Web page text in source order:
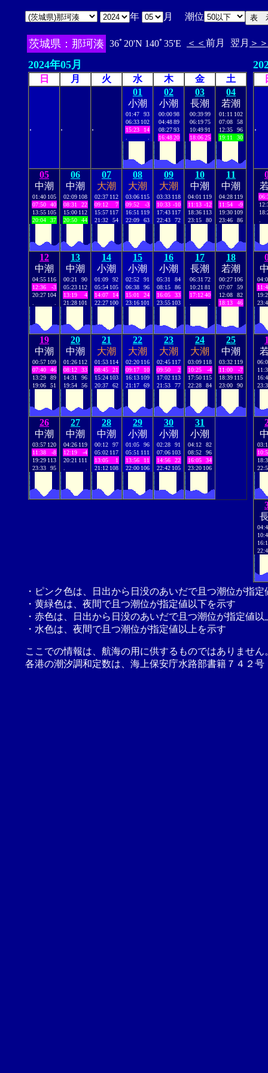
年 月 潮位
茨城県：那珂湊 36ﾟ20'N 140ﾟ35'E ＜＜ 前月 翌月 ＞＞
2024年05月
日 月 火 水 木 金 土
. . .
01
小潮
01:47
93
06:33 102
15:23
14
02
小潮
00:00 98
04:48 89
08:27 93
16:48 20
03
長潮
00:39 99
06:19 75
10:49 91
18:06 25
04
若潮
01:11 102
07:08
58
12:35
96
19:11
30
05
中潮
01:40 105
07:50
40
13:55 105
20:04
37
06
中潮
02:09 108
08:31
22
15:00 112
20:50
44
07
大潮
02:37 112
09:12
7
15:57 117
21:32
54
08
大潮
03:06 115
09:52
-3
16:51 119
22:09
63
09
大潮
03:33 118
10:33 -10
17:43 117
22:43
72
10
中潮
04:01 119
11:13 -12
18:36 113
23:15
80
11
中潮
04:28 119
11:54
-9
19:30 109
23:46
86
12
中潮
04:55 116
12:36
-3
20:27 104
13
中潮
00:21
90
05:23 112
13:19
4
21:28 101
14
小潮
01:09
92
05:54 105
14:07
14
22:27 100
15
小潮
02:52
91
06:38
96
15:01
24
23:16 101
16
小潮
05:31
84
08:15
86
16:05
33
23:55 103
17
長潮
06:31 72
10:21 81
17:12 40
18
若潮
00:27 106
07:07
59
12:08
82
18:13
46
19
中潮
00:57 109
07:40
46
13:29
89
19:06
51
20
中潮
01:26 112
08:12
33
14:31
96
19:54
56
21
大潮
01:53 114
08:45
21
15:24 103
20:37
62
22
大潮
02:20 116
09:17
10
16:13 109
21:17
69
23
大潮
02:45 117
09:50
2
17:02 113
21:53
77
24
大潮
03:09 118
10:25
-4
17:50 115
22:28
84
25
中潮
03:32 119
11:00
-7
18:39 115
23:00
90
26
中潮
03:57 120
11:38
-8
19:29 113
23:33
95
27
中潮
04:26 119
12:19
-4
20:21 111
28
中潮
00:12
97
05:02 117
13:05
1
21:12 108
29
小潮
01:05
96
05:51 111
13:56
11
22:00 106
30
小潮
02:28
91
07:06 103
14:56
22
22:42 105
31
小潮
04:12
82
08:52
96
16:05
34
23:20 106
.
・ピンク色は、日出から日没のあいだで且つ潮位が指
・黄緑色は、夜間で且つ潮位が指定値以下を示す
・赤色は、日出から日没のあいだで且つ潮位が指定値以
・水色は、夜間で且つ潮位が指定値以上を示す
ここでの情報は、航海の用に供するものではありませ
各港の潮汐調和定数は、海上保安庁水路部書籍７４２